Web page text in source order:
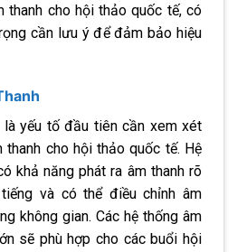
thanh cho hội thảo quốc tế, có
cần lưu ý để đảm bảo hiệu
là yếu tố đầu tiên cần xem xét
thanh cho hội thảo quốc tế. Hệ
khả năng phát ra âm thanh rõ
và có thể điều chỉnh âm
không gian. Các hệ thống âm
sẽ phù hợp cho các buổi hội